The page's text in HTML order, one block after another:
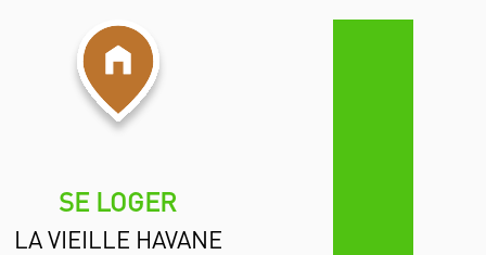
SE LOGER
LA VIEILLE HAVANE